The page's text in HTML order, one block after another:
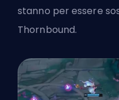
stanno per essere
Thornbound.